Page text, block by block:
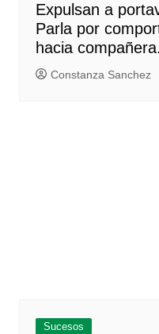
Expulsan a
Parla por
hacia compañera.
Constanza Sanchez
Sucesos